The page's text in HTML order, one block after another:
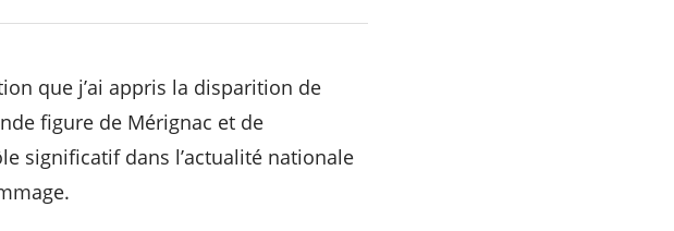
que j’ai appris la disparition de
figure de Mérignac et de
significatif dans l’actualité nationale